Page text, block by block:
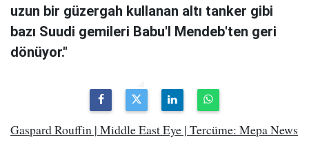
uzun bir güzergah kullanan altı tanker gibi
bazı Suudi gemileri Babu'l Mendeb'ten geri
dönüyor."
Gaspard Rouffin | Middle East Eye | Tercüme: Mepa News